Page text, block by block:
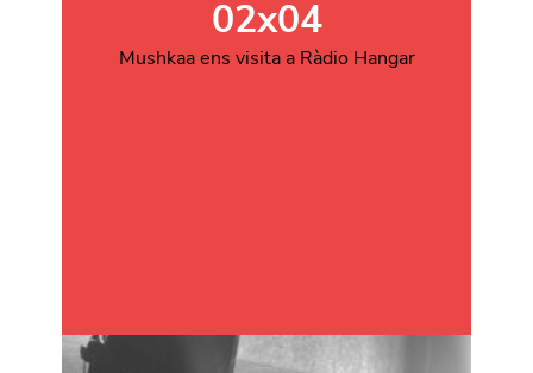
02x04
Mushkaa ens visita a Ràdio Hangar